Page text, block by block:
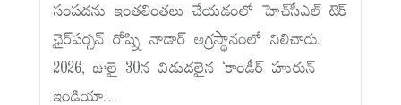
సంపదను ఇంతలింతలు చేయడంలో హెచ్‌సీఎల్‌ టెక్‌
ఛైర్‌పర్సన్‌ రోష్ని నాడార్‌ అగ్రస్థానంలో నిలిచారు.
2026, జులై 30న విడుదలైన ‘కాండీర్‌ హురున్‌
ఇండియా...